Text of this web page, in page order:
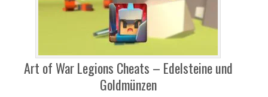
Art of War Legions Cheats – Edelsteine und
Goldmünzen